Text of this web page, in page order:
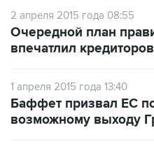
2 апреля 2015 года 08:55
Очередной план
впечатлил кредиторов
1 апреля 2015 года 13:40
Баффет призвал ЕС
возможному выходу